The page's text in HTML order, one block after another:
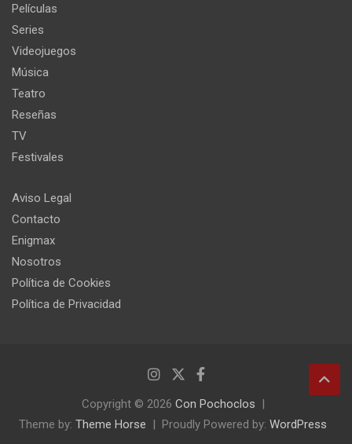
Películas
Series
Videojuegos
Música
Teatro
Reseñas
TV
Festivales
Aviso Legal
Contacto
Enigmax
Nosotros
Política de Cookies
Política de Privacidad
Copyright © 2026 Con Pochoclos
Theme by: Theme Horse Proudly Powered by: WordPress